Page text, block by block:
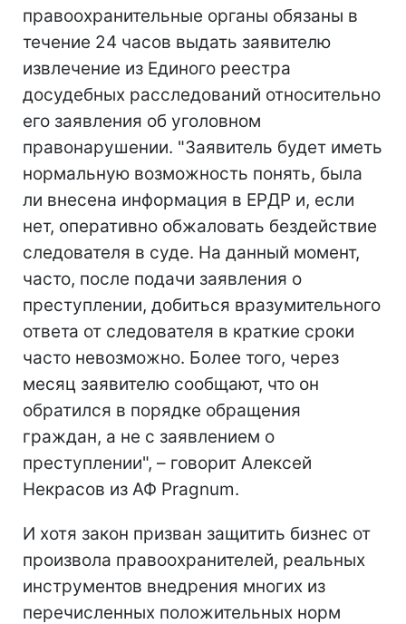
правоохранительные органы обязаны в
течение 24 часов выдать заявителю
извлечение из Единого реестра
досудебных расследований относительно
его заявления об уголовном
правонарушении. "Заявитель будет иметь
нормальную возможность понять, была
ли внесена информация в ЕРДР и, если
нет, оперативно обжаловать бездействие
следователя в суде. На данный момент,
часто, после подачи заявления о
преступлении, добиться вразумительного
ответа от следователя в краткие сроки
часто невозможно. Более того, через
месяц заявителю сообщают, что он
обратился в порядке обращения
граждан, а не с заявлением о
преступлении", – говорит Алексей
Некрасов из АФ Pragnum.
И хотя закон призван защитить бизнес от
произвола правоохранителей, реальных
инструментов внедрения многих из
перечисленных положительных норм